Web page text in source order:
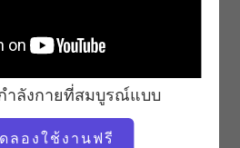
ำลังกายที่สมบูรณ์แบบ
ลองใช้งานฟรี
งกันสำหรับ